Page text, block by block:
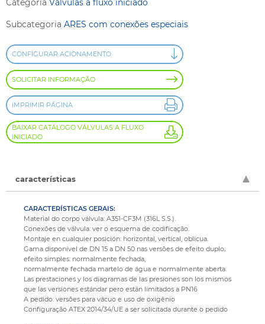
Categoria Válvulas a fluxo iniciado
Subcategoria ARES com conexões especiais
CONFIGURAR ACIONAMENTO
SOLICITAR INFORMAÇÃO
IMPRIMIR PÁGINA
BAIXAR CATÁLOGO VÁLVULAS A FLUXO
INICIADO
características
CARACTERÍSTICAS GERAIS:
Material do corpo válvula: A351-CF3M (316L S.S.).
Conexões de válvula: ver o esquema de codificação.
Montaje en cualquier posición: horizontal, vertical, oblicua.
Gama disponível de DN 15 a DN 50 nas versões de efeito duplo;
efeito simples: normalmente fechada,
normalmente fechada martelo de água e normalmente aberta.
Las prestaciones y los diagramas de las presiones son los mismos
que las versiones estándar pero están limitados a PN16
A pedido: versões para vácuo e uso de oxigênio
Configuração ATEX 2014/34/UE a ser solicitada durante o pedido